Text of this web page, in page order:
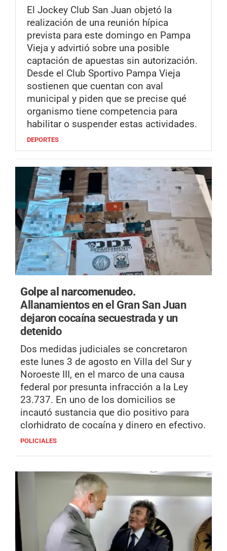
El Jockey Club San Juan objetó la
realización de una reunión hípica
prevista para este domingo en Pampa
Vieja y advirtió sobre una posible
captación de apuestas sin autorización.
Desde el Club Sportivo Pampa Vieja
sostienen que cuentan con aval
municipal y piden que se precise qué
organismo tiene competencia para
habilitar o suspender estas actividades.
DEPORTES
Golpe al narcomenudeo.
Allanamientos en el Gran San Juan
dejaron cocaína secuestrada y un
detenido
Dos medidas judiciales se concretaron
este lunes 3 de agosto en Villa del Sur y
Noroeste III, en el marco de una causa
federal por presunta infracción a la Ley
23.737. En uno de los domicilios se
incautó sustancia que dio positivo para
clorhidrato de cocaína y dinero en efectivo.
POLICIALES